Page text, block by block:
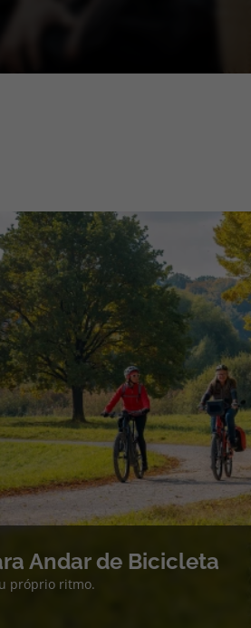
Andar de Bicicleta
próprio ritmo.